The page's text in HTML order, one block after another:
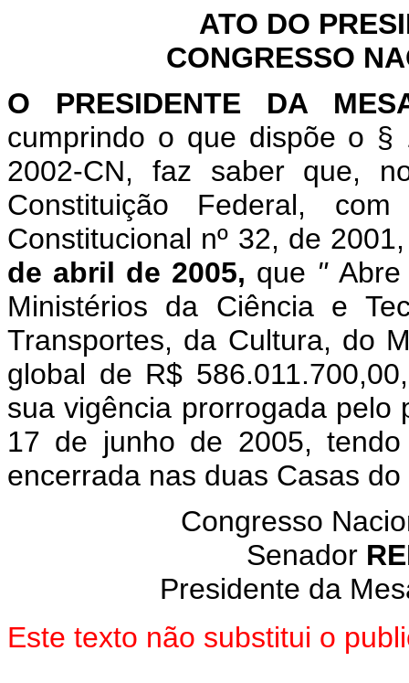
ATO DO
CONGRESSO
O PRESIDENTE DA
cumprindo o que dispõe o §
2002-CN, faz saber que,
Constituição Federal,
Constitucional nº 32, de
de abril de 2005, que "
Ministérios da Ciência e
Transportes, da Cultura, do
global de R$
sua vigência prorrogada
17 de junho de 2005,
encerrada nas duas Casas
Congresso
Senador
Presidente da
Este texto não substitui o